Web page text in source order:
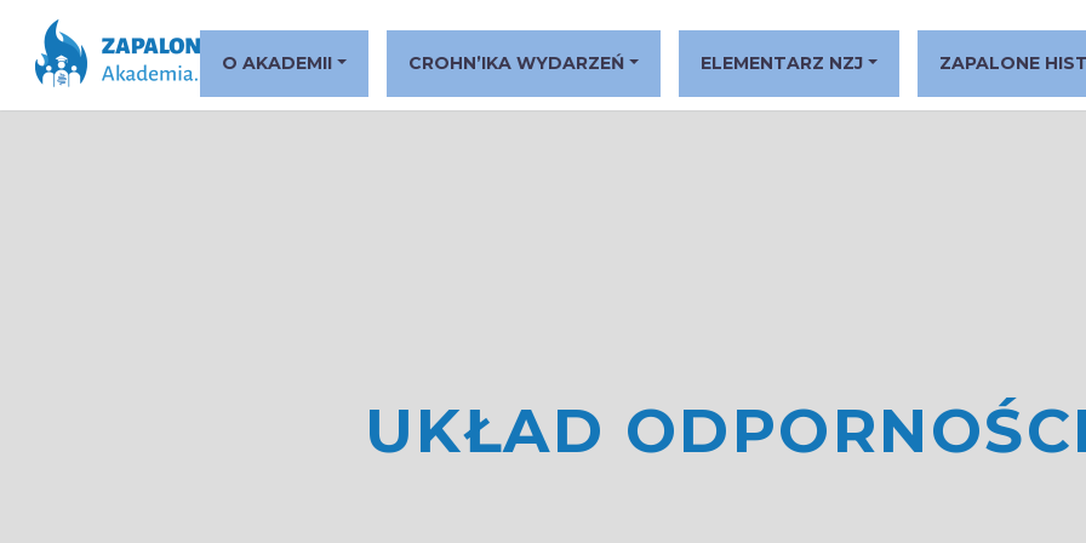
O AKADEMII CROHN’IKA WYDARZEŃ ELEMENTARZ NZJ ZAPALONE
UKŁAD